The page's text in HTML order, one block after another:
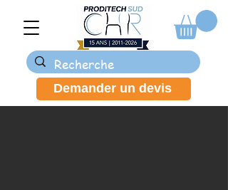
Demander un devis